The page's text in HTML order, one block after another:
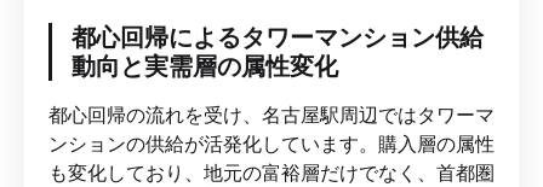
都心回帰によるタワーマンション供給
動向と実需層の属性変化
都心回帰の流れを受け、名古屋駅周辺ではタワーマ
ンションの供給が活発化しています。購入層の属性
も変化しており、地元の富裕層だけでなく、首都圏